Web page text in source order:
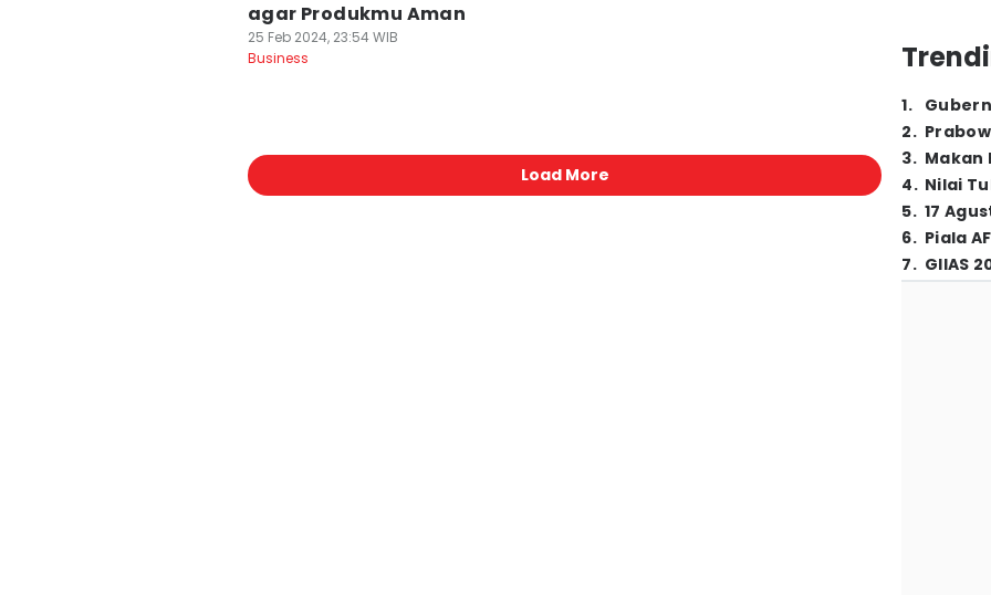
agar Produkmu Aman
25 Feb 2024, 23:54 WIB
Business
Load More
1.
2.
3. Makan
4. Nilai
5. 17
6. Piala
7. GIIAS